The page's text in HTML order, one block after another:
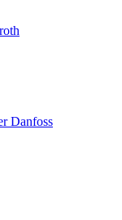
Danfoss